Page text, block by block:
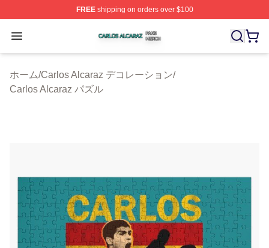
FREEshipping on orders over $100
Open menu
Carlos Alcaraz Shop ⚡️ Officially Licensed Carlos
ホーム/Carlos Alcaraz デコレーション/
Carlos Alcaraz パズル